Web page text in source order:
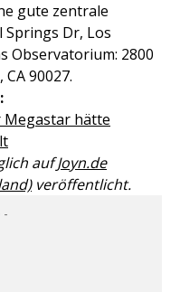
gute zentrale
Springs Dr, Los
Observatorium: 2800
90027.
Megastar hätte
aufJoyn.de
veröffentlicht.
-